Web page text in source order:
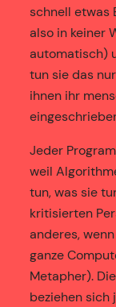
schnell etwas
also in keiner
automatisch)
tun sie das
ihnen ihr
Jeder
weil
tun, was sie
kritisierten
anderes,
ganze
Metapher).
beziehen sich